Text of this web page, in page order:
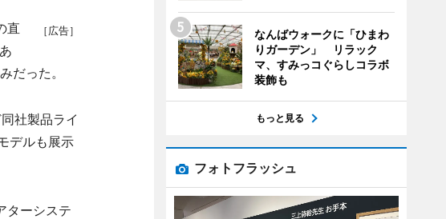
［広告］
直
だった。
社製品ライ
デルも展示
ターシステ
なんばウォークに「ひまわ
りガーデン」 リラック
マ、すみっコぐらしコラボ
装飾も
もっと見る
フォトフラッシュ